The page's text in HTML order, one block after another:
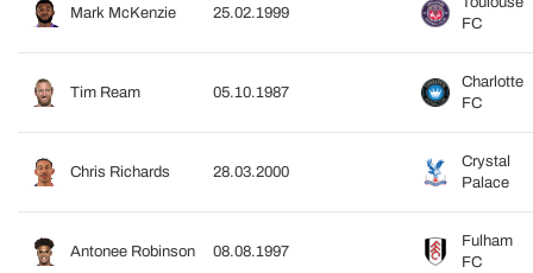
Mark McKenzie 25.02.1999
FC
Tim Ream 05.10.1987
Charlotte
FC
Chris Richards 28.03.2000
Crystal
Palace
Antonee Robinson 08.08.1997
Fulham
FC